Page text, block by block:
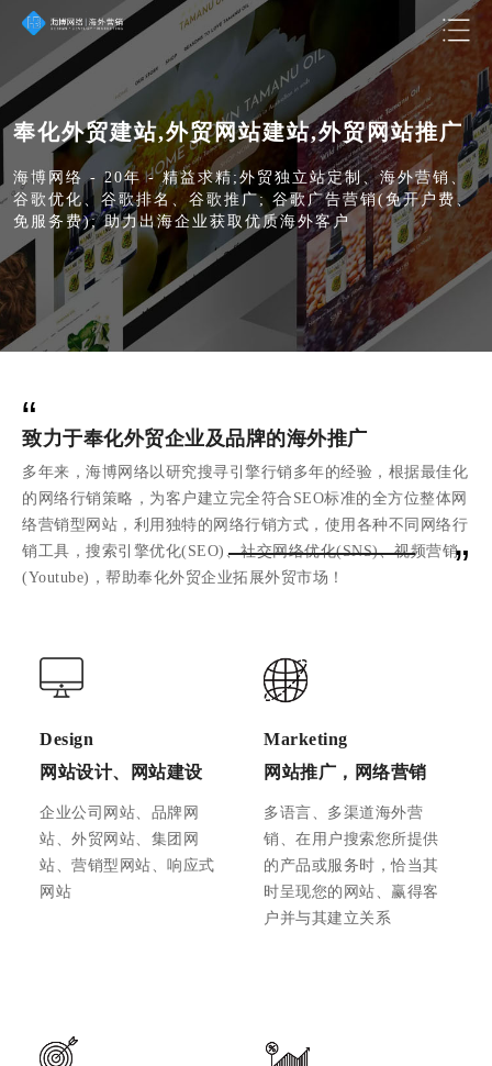
奉化外贸建站,外贸网站建站,外贸网站推广
海博网络 - 20年 - 精益求精;外贸独立站定制、海外营销、
谷歌优化、谷歌排名、谷歌推广; 谷歌广告营销(免开户费、
免服务费); 助力出海企业获取优质海外客户
“
致力于奉化外贸企业及品牌的海外推广
多年来，海博网络以研究搜寻引擎行销多年的经验，根据最佳化
的网络行销策略，为客户建立完全符合SEO标准的全方位整体网
络营销型网站，利用独特的网络行销方式，使用各种不同网络行
销工具，搜索引擎优化(SEO)、社交网络优化(SNS)、视频营销
(Youtube)，帮助奉化外贸企业拓展外贸市场！
”
Design
网站设计、网站建设
企业公司网站、品牌网
站、外贸网站、集团网
站、营销型网站、响应式
网站
Marketing
网站推广，网络营销
多语言、多渠道海外营
销、在用户搜索您所提供
的产品或服务时，恰当其
时呈现您的网站、赢得客
户并与其建立关系